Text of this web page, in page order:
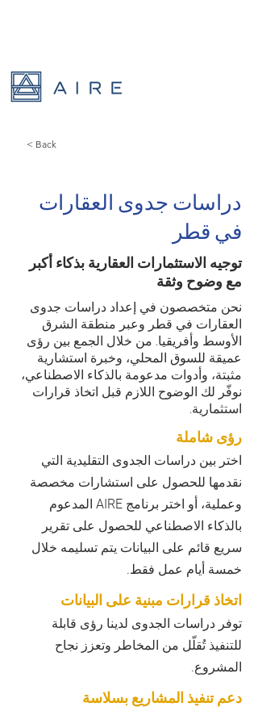
< Back
دراسات جدوى العقارات
في قطر
توجيه الاستثمارات العقارية بذكاء أكبر
مع وضوح وثقة
نحن متخصصون في إعداد دراسات جدوى
العقارات في قطر وعبر منطقة الشرق
الأوسط وأفريقيا. من خلال الجمع بين رؤى
عميقة للسوق المحلي، وخبرة استشارية
مثبتة، وأدوات مدعومة بالذكاء الاصطناعي،
نوفّر لك الوضوح اللازم قبل اتخاذ قرارات
استثمارية.
رؤى شاملة
اختر بين دراسات الجدوى التقليدية التي
نقدمها للحصول على استشارات مخصصة
وعملية، أو اختر برنامج AIRE المدعوم
بالذكاء الاصطناعي للحصول على تقرير
سريع قائم على البيانات يتم تسليمه خلال
خمسة أيام عمل فقط.
اتخاذ قرارات مبنية على البيانات
توفر دراسات الجدوى لدينا رؤى قابلة
للتنفيذ تُقلّل من المخاطر وتعزز نجاح
المشروع.
دعم تنفيذ المشاريع بسلاسة